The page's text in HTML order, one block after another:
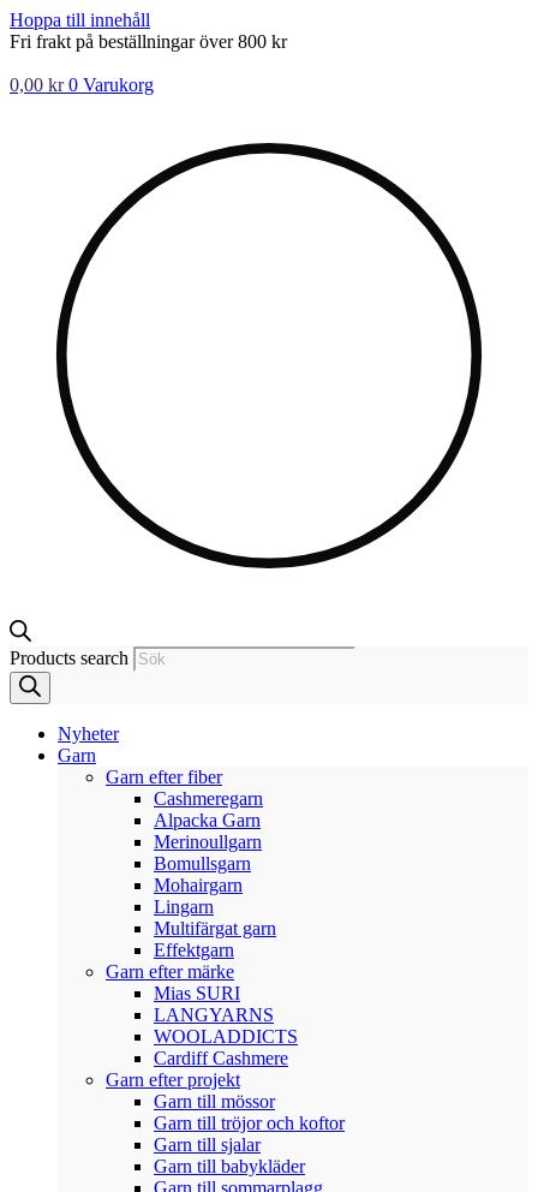
Hoppa till innehåll
Fri frakt på beställningar över 800 kr
0,00 kr 0 Varukorg
Products search
Nyheter
Garn
Garn efter fiber
Cashmeregarn
Alpacka Garn
Merinoullgarn
Bomullsgarn
Mohairgarn
Lingarn
Multifärgat garn
Effektgarn
Garn efter märke
Mias SURI
LANGYARNS
WOOLADDICTS
Cardiff Cashmere
Garn efter projekt
Garn till mössor
Garn till tröjor och koftor
Garn till sjalar
Garn till babykläder
Garn till sommarplagg